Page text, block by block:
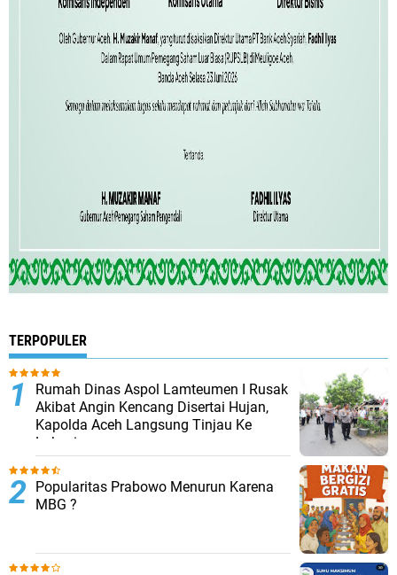
TERPOPULER
Rumah Dinas Aspol Lamteumen I Rusak
Akibat Angin Kencang Disertai Hujan,
Kapolda Aceh Langsung Tinjau Ke
Lokasi
Popularitas Prabowo Menurun Karena
MBG ?